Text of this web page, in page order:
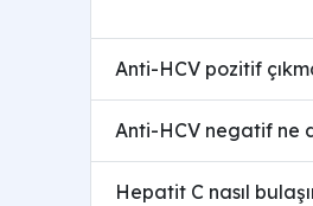
Anti-HCV pozitif
Anti-HCV negatif ne
Hepatit C nasıl